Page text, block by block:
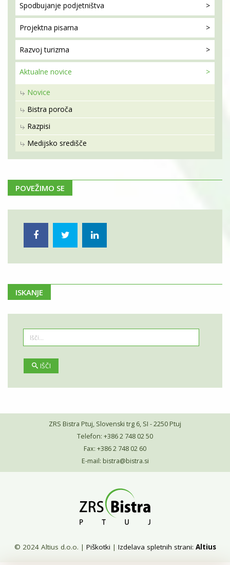
Spodbujanje podjetništva
Projektna pisarna
Razvoj turizma
Aktualne novice
Novice
Bistra poroča
Razpisi
Medijsko središče
POVEŽIMO SE
ISKANJE
IŠČI
ZRS Bistra Ptuj, Slovenski trg 6, SI - 2250 Ptuj
Telefon: +386 2 748 02 50
Fax: +386 2 748 02 60
E-mail: bistra@bistra.si
© 2024 Altius d.o.o. | Piškotki | Izdelava spletnih strani: Altius